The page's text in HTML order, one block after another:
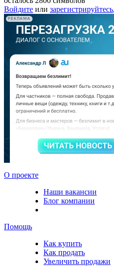
Войдите или зарегистрируйтесь
РЕКЛАМА
О проекте
Наши вакансии
Блог компании
Помощь
Как купить
Как продать
Увеличить продажи